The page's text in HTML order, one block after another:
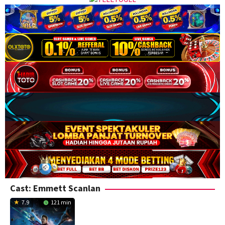
Cast: Emmett Scanlan
7.9 121 min